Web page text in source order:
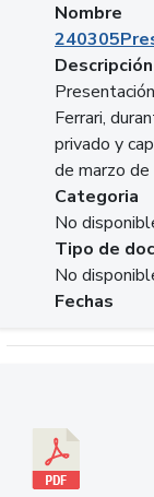
Nombre
Descripción
Ferrari,
privado y
de marzo
Categoria
No
Tipo de
No
Fechas